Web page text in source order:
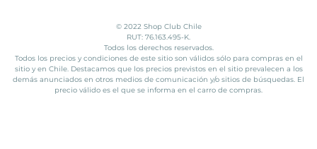
© 2022 Shop Club Chile
RUT: 76.163.495-K.
Todos los derechos reservados.
Todos los precios y condiciones de este sitio son válidos sólo para compras en el
sitio y en Chile. Destacamos que los precios previstos en el sitio prevalecen a los
demás anunciados en otros medios de comunicación y/o sitios de búsquedas. El
precio válido es el que se informa en el carro de compras.